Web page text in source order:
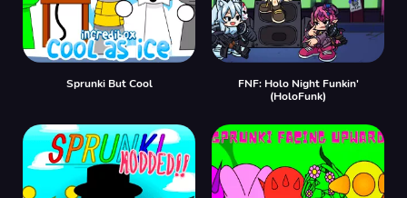
Sprunki But Cool
FNF: Holo Night Funkin'
(HoloFunk)